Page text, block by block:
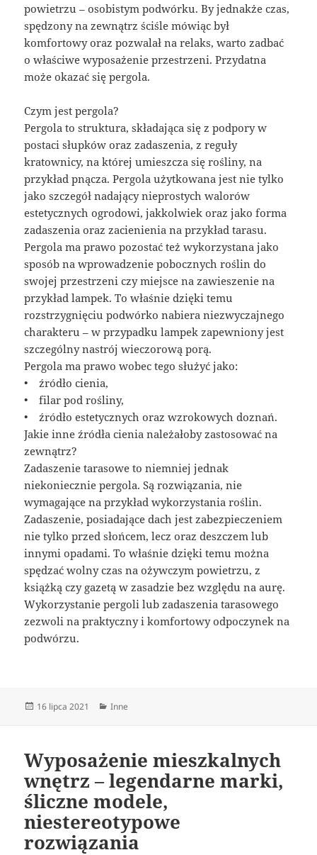
powietrzu – osobistym podwórku. By jednakże czas,
spędzony na zewnątrz ściśle mówiąc był
komfortowy oraz pozwalał na relaks, warto zadbać
o właściwe wyposażenie przestrzeni. Przydatna
może okazać się pergola.
Czym jest pergola?
Pergola to struktura, składająca się z podpory w
postaci słupków oraz zadaszenia, z reguły
kratownicy, na której umieszcza się rośliny, na
przykład pnącza. Pergola użytkowana jest nie tylko
jako szczegół nadający nieprostych walorów
estetycznych ogrodowi, jakkolwiek oraz jako forma
zadaszenia oraz zacienienia na przykład tarasu.
Pergola ma prawo pozostać też wykorzystana jako
sposób na wprowadzenie pobocznych roślin do
swojej przestrzeni czy miejsce na zawieszenie na
przykład lampek. To właśnie dzięki temu
rozstrzygnięciu podwórko nabiera niezwyczajnego
charakteru – w przypadku lampek zapewniony jest
szczególny nastrój wieczorową porą.
Pergola ma prawo wobec tego służyć jako:
• źródło cienia,
• filar pod rośliny,
• źródło estetycznych oraz wzrokowych doznań.
Jakie inne źródła cienia należałoby zastosować na
zewnątrz?
Zadaszenie tarasowe to niemniej jednak
niekoniecznie pergola. Są rozwiązania, nie
wymagające na przykład wykorzystania roślin.
Zadaszenie, posiadające dach jest zabezpieczeniem
nie tylko przed słońcem, lecz oraz deszczem lub
innymi opadami. To właśnie dzięki temu można
spędzać wolny czas na ożywczym powietrzu, z
książką czy gazetą w zasadzie bez względu na aurę.
Wykorzystanie pergoli lub zadaszenia tarasowego
zezwoli na praktyczny i komfortowy odpoczynek na
podwórzu.
Data
16 lipca 2021 Kategorie
Inne
Wyposażenie mieszkalnych
wnętrz – legendarne marki,
śliczne modele,
niestereotypowe
rozwiązania